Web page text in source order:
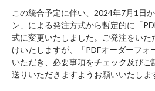
この統合予定に伴い、2024年7月1日
ン」による発注方式から暫定的に「
式に変更いたしました。ご発注をい
けいたしますが、「PDFオーダーフォ
いただき、必要事項をチェック及び
送りいただきますようお願いいたしま